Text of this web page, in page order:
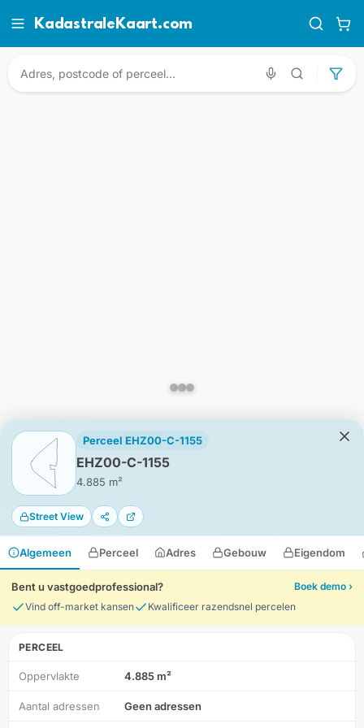
KadastraleKaart.com
Perceel EHZ00-C-1155
EHZ00-C-1155
4.885 m²
Street View
Algemeen Perceel Adres Gebouw Eigendom
Bent u vastgoedprofessional?
Boek demo ›
Vind off-market kansen
Kwalificeer razendsnel percelen
PERCEEL
Oppervlakte 4.885 m²
Aantal adressen Geen adressen